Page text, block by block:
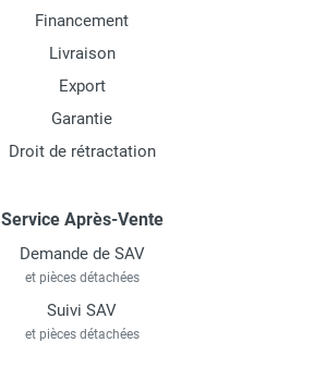
Financement
Livraison
Export
Garantie
Droit de rétractation
Service Après-Vente
Demande de SAV
et pièces détachées
Suivi SAV
et pièces détachées